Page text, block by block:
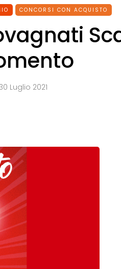
CONCORSI CON ACQUISTO
Luglio 2021